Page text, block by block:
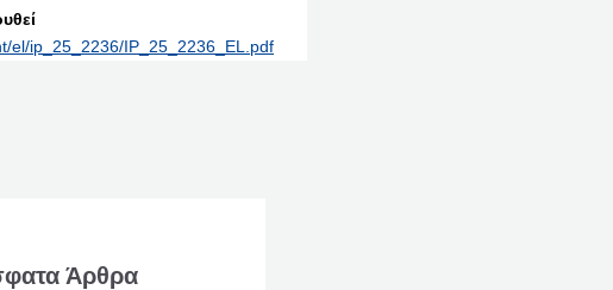
el/ip_25_2236/IP_25_2236_EL.pdf
Άρθρα